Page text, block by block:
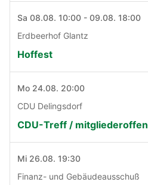
Sa 08.08. 10:00 - 09.08. 18:00
Erdbeerhof Glantz
Hoffest
Mo 24.08. 20:00
CDU Delingsdorf
CDU-Treff /
Mi 26.08. 19:30
Finanz- und Gebäudeausschuß